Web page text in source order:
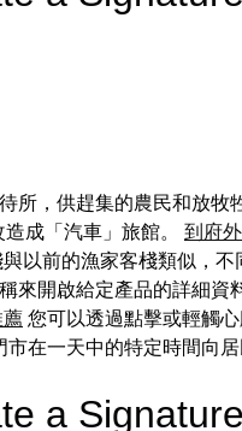
所，供趕集的農民和放牧
成「汽車」旅館。 到府
以前的漁家客棧類似，
來開啟給定產品的詳細
薦 您可以透過點擊或輕觸
市在一天中的特定時間向
a